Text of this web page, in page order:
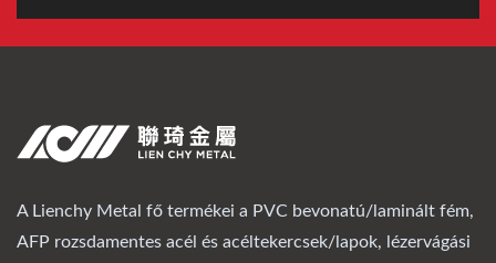
A Lienchy Metal fő termékei a PVC bevonatú/laminált fém,
AFP rozsdamentes acél és acéltekercsek/lapok, lézervágási